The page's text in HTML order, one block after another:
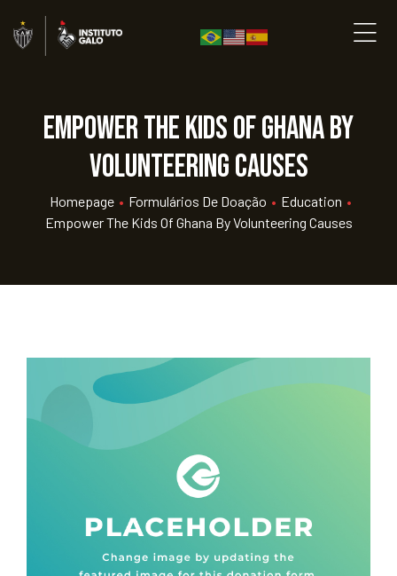
Empower the kids of Ghana By
Volunteering Causes
Homepage • Formulários De Doação • Education •
Empower The Kids Of Ghana By Volunteering Causes